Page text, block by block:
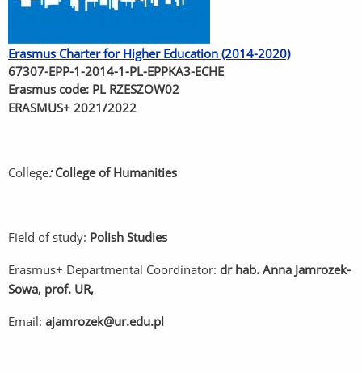
Erasmus Charter for Higher Education (2014-2020)
67307-EPP-1-2014-1-PL-EPPKA3-ECHE
Erasmus code: PL RZESZOW02
ERASMUS+ 2021/2022
College:College of Humanities
Field of study: Polish Studies
Erasmus+ Departmental Coordinator: dr hab. Anna Jamrozek-
Sowa, prof. UR,
Email: ajamrozek@ur.edu.pl